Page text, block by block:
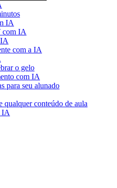
IA
com IA
com a IA
o gelo
com IA
para seu alunado
qualquer conteúdo de aula
IA